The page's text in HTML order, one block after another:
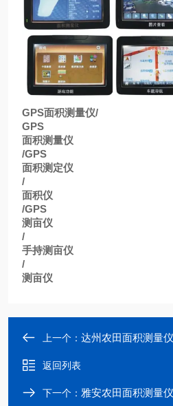
GPS面积测量仪/
GPS
面积测量仪
/GPS
面积测定仪
/
面积仪
/GPS
测亩仪
/
手持测亩仪
/
测亩仪
上一个： 达州农田面积测量仪/
返回列表
下一个： 雅安农田面积测量仪/